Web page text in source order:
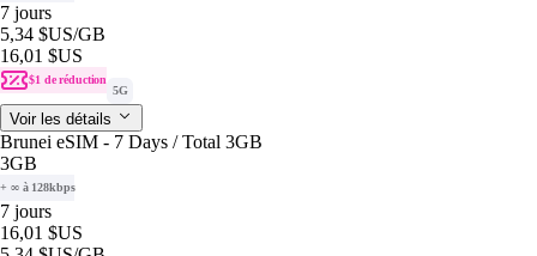
7 jours
5,34 $US/GB
16,01 $US
$1 de réduction
5G
Voir les détails
Brunei eSIM - 7 Days / Total 3GB
3GB
+ ∞ à 128kbps
7 jours
16,01 $US